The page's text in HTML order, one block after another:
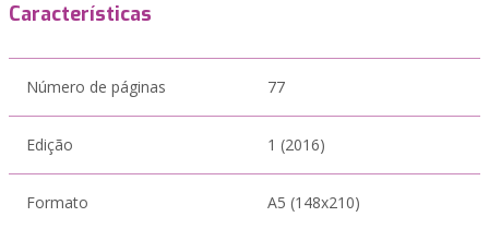
Características
Número de páginas 77
Edição 1 (2016)
Formato A5 (148x210)